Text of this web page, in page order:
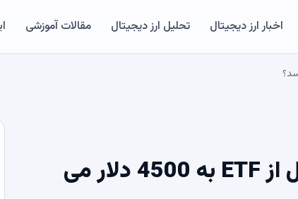
اخبار ارز دیجیتال تحلیل ارز دیجیتال مقالات آموزشی
قیمت اتریوم به 3900 دلار رسید. آیا قبل از ETF به 4500 دلار می